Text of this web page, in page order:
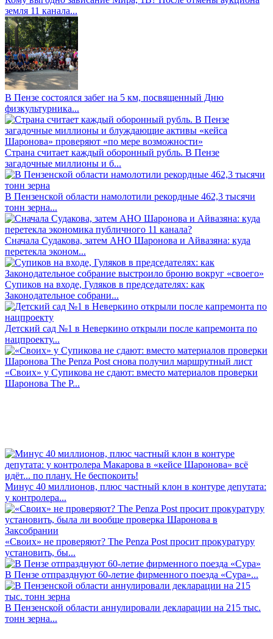
земля 11 канала...
В Пензе состоялся забег на 5 км, посвященный Дню
физкультурника...
Страна считает каждый оборонный рубль. В Пензе
загадочные миллионы и б...
В Пензенской области намолотили рекордные 462,3 тысячи
тонн зерна...
Сначала Судакова, затем АНО Шаронова и Айвазяна: куда
перетекла эконом...
Супиков на входе, Гуляков в председателях: как
Законодательное собрани...
Детский сад №1 в Неверкино открыли после капремонта по
нацпроекту...
«Своих» у Супикова не сдают: вместо материалов проверки
Шаронова The P...
Минус 40 миллионов, плюс частный клон в контуре депутата:
у контролера...
«Своих» не проверяют? The Penza Post просит прокуратуру
установить, бы...
В Пензе отпразднуют 60-летие фирменного поезда «Сура»...
В Пензенской области аннулировали декларации на 215 тыс.
тонн зерна...